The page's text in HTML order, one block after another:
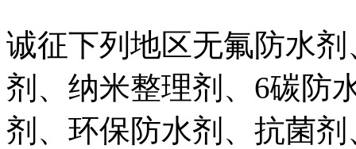
诚征下列地区无氟防水
剂、纳米整理剂、6碳防
剂、环保防水剂、抗菌